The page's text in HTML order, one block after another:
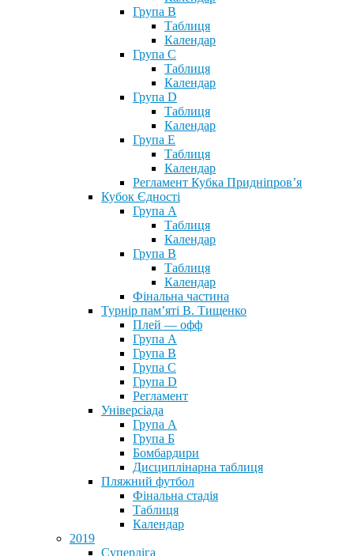
Група В
Таблиця
Календар
Група С
Таблиця
Календар
Група D
Таблиця
Календар
Група Е
Таблиця
Календар
Регламент Кубка Придніпров’я
Кубок Єдності
Група А
Таблиця
Календар
Група В
Таблиця
Календар
Фінальна частина
Турнір пам’яті В. Тищенко
Плей — офф
Група А
Група B
Група С
Група D
Регламент
Універсіада
Група А
Група Б
Бомбардири
Дисциплінарна таблиця
Пляжний футбол
Фінальна стадія
Таблиця
Календар
2019
Суперліга